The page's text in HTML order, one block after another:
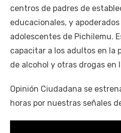
centros de padres de
educacionales, y
adolescentes de Pichilemu.
capacitar a los adultos en la
de alcohol y otras drogas en
Opinión Ciudadana se
horas por nuestras señales